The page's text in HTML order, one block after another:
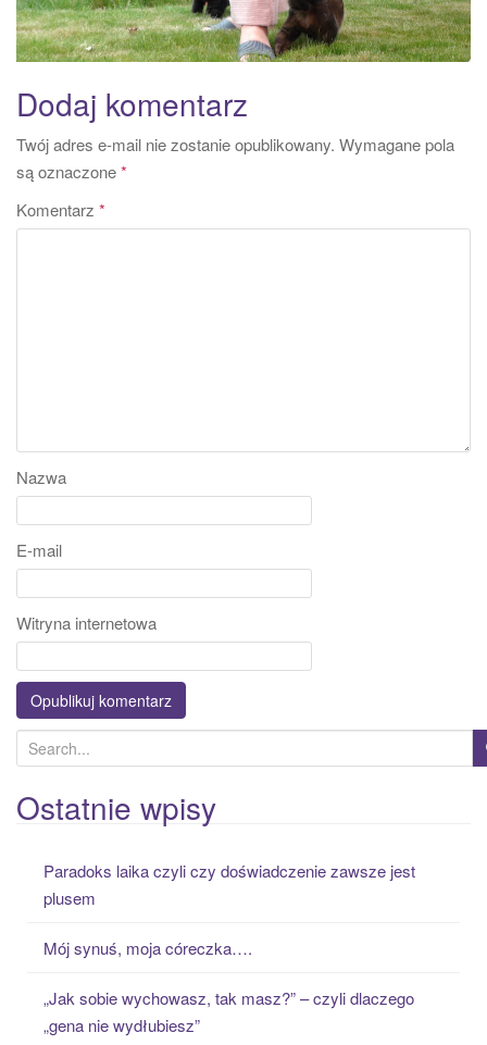
Dodaj komentarz
Twój adres e-mail nie zostanie opublikowany. Wymagane pola
są oznaczone*
Komentarz *
Nazwa
E-mail
Witryna internetowa
e
a
r
Ostatnie wpisy
Paradoks laika czyli czy doświadczenie zawsze jest
plusem
Mój synuś, moja córeczka….
„Jak sobie wychowasz, tak masz?” – czyli dlaczego
„gena nie wydłubiesz”